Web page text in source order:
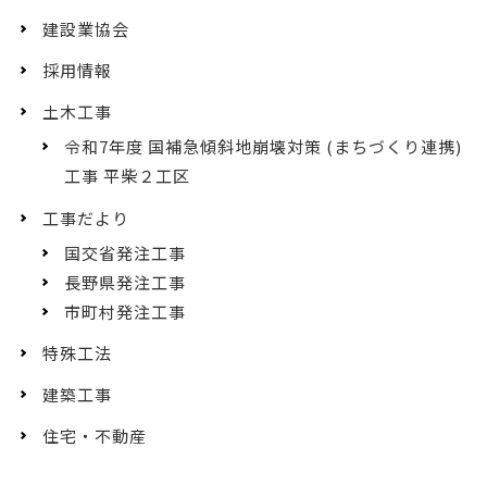
建設業協会
採用情報
土木工事
令和7年度 国補急傾斜地崩壊対策 (まちづくり連携)
工事 平柴２工区
工事だより
国交省発注工事
長野県発注工事
市町村発注工事
特殊工法
建築工事
住宅・不動産